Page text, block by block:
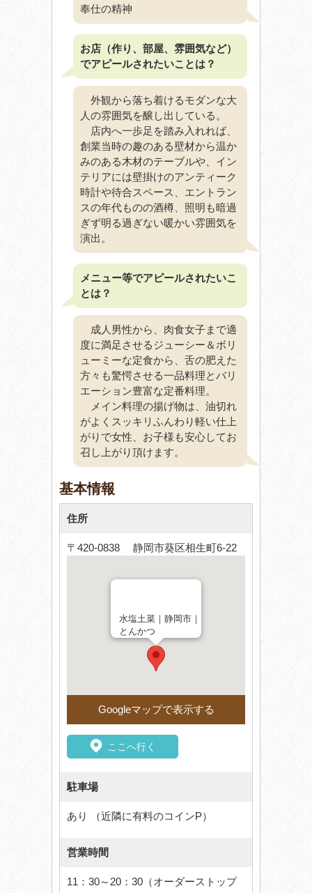
奉仕の精神
お店（作り、部屋、雰囲気など）
でアピールされたいことは？
外観から落ち着けるモダンな大
人の雰囲気を醸し出している。
店内へ一歩足を踏み入れれば、
創業当時の趣のある壁材から温か
みのある木材のテーブルや、イン
テリアには壁掛けのアンティーク
時計や待合スペース、エントラン
スの年代ものの酒樽、照明も暗過
ぎず明る過ぎない暖かい雰囲気を
演出。
メニュー等でアピールされたいこ
とは？
成人男性から、肉食女子まで適
度に満足させるジューシー＆ボリ
ューミーな定食から、舌の肥えた
方々も驚愕させる一品料理とバリ
エーション豊富な定番料理。
メイン料理の揚げ物は、油切れ
がよくスッキリふんわり軽い仕上
がりで女性、お子様も安心してお
召し上がり頂けます。
基本情報
住所
〒420-0838 静岡市葵区相生町6-22
水塩土菜｜静岡市｜
とんかつ
Googleマップで表示する
ここへ行く
駐車場
あり （近隣に有料のコインP）
営業時間
11：30～20：30（オーダーストップ